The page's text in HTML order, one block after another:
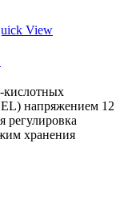
View
кислотных
напряжением 12
регулировка
хранения